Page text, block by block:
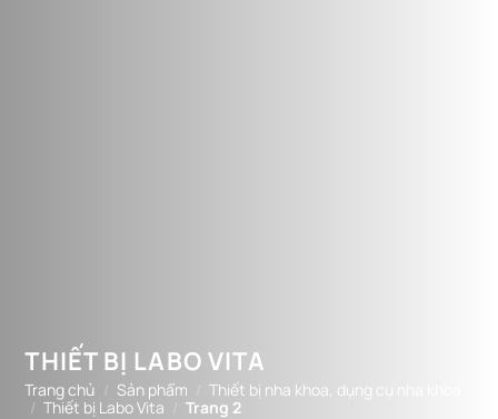
THIẾT BỊ LABO VITA
Trang chủ / Sản phẩm
Thiết bị nha khoa, dụng cụ nha khoa
/ Thiết bị Labo Vita Trang 2